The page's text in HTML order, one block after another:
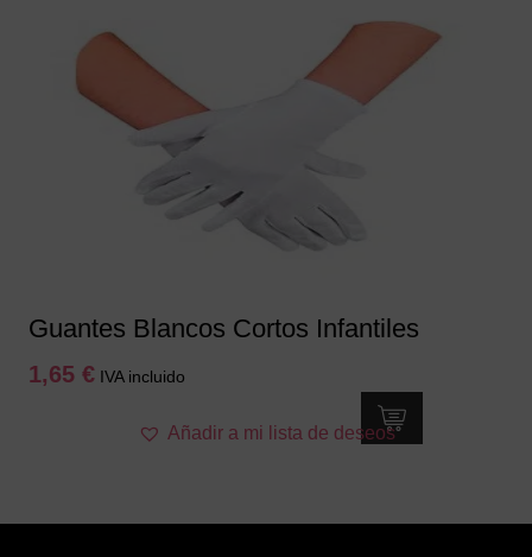
Guantes Blancos Cortos Infantiles
1,65 € IVA incluido
Añadir a mi lista de deseos